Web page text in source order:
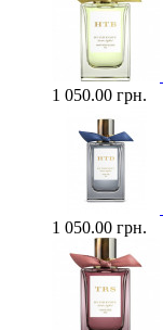
1 050.00 грн.
1 050.00 грн.